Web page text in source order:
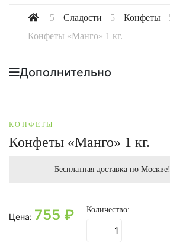
Сладости
Конфеты
Конфеты «Манго» 1 кг.
Дополнительно
КОНФЕТЫ
Конфеты «Манго» 1 кг.
Бесплатная доставка по Москве!
Цена: 755 ₽ Количество: